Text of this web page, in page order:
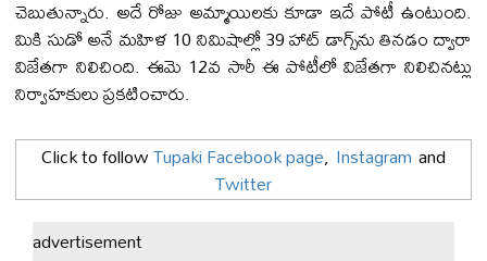
చెబుతున్నారు. అదే రోజు అమ్మాయిలకు కూడా ఇదే పోటీ ఉంటుంది.
మికి సుడో అనే మహిళ 10 నిమిషాల్లో 39 హాట్ డాగ్స్‌ను తినడం ద్వారా
విజేతగా నిలిచింది. ఈమె 12వ సారీ ఈ పోటీలో విజేతగా నిలిచినట్లు
నిర్వాహకులు ప్రకటించారు.
Click to followTupaki Facebook page, Instagram and
Twitter
advertisement